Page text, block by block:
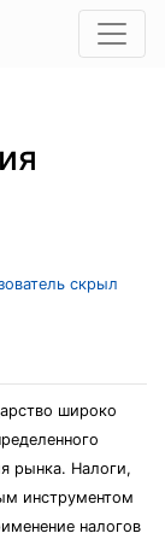
скрыл
широко
рынка. Налоги,
инструментом
налогов